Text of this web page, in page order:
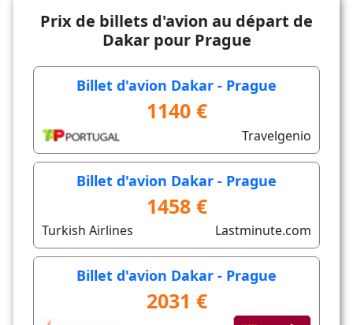
Prix de billets d'avion au départ de
Dakar pour Prague
Billet d'avion Dakar - Prague
1140 €
Travelgenio
Billet d'avion Dakar - Prague
1458 €
Turkish Airlines Lastminute.com
Billet d'avion Dakar - Prague
2031 €